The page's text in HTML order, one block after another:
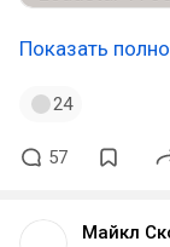
Показать
24
57
Майкл